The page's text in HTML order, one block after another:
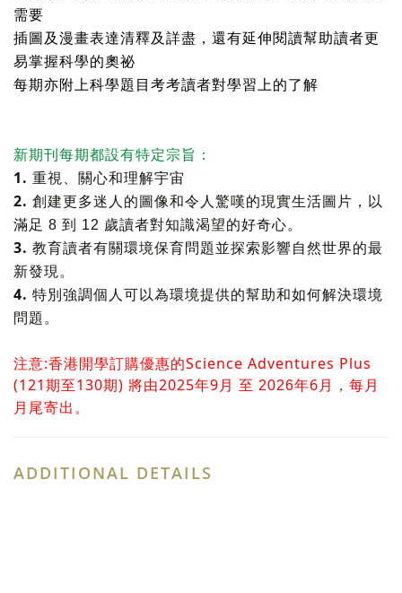
需要
插圖及漫畫表達清釋及詳盡，還有延伸閱讀幫助讀者更
易掌握科學的奧祕
每期亦附上科學題目考考讀者對學習上的了解
新期刊每期都設有特定宗旨：
1. 重視、關心和理解宇宙
2. 創建更多迷人的圖像和令人驚嘆的現實生活圖片，以
滿足 8 到 12 歲讀者對知識渴望的好奇心。
3. 教育讀者有關環境保育問題並探索影響自然世界的最
新發現。
4. 特別強調個人可以為環境提供的幫助和如何解決環境
問題。
注意:香港開學訂購優惠的Science Adventures Plus
(121期至130期) 將由2025年9 月 至 2026年6 月，每月
月尾寄出。
ADDITIONAL DETAILS